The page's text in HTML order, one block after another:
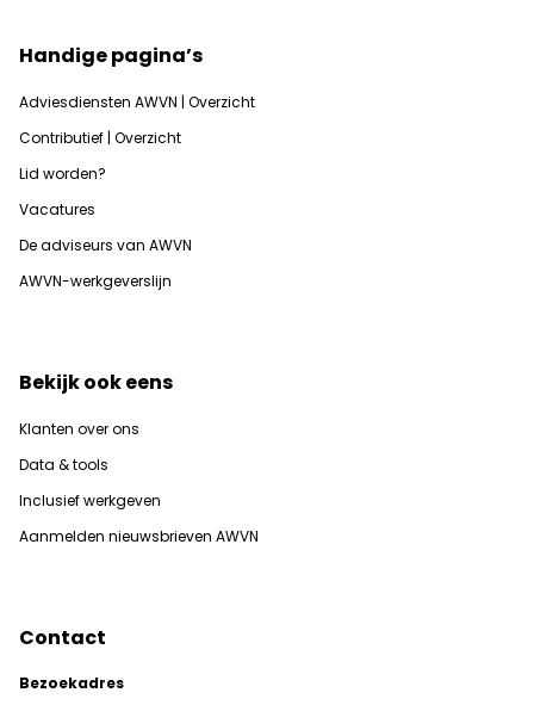
Handige pagina’s
Adviesdiensten AWVN | Overzicht
Contributief | Overzicht
Lid worden?
Vacatures
De adviseurs van AWVN
AWVN-werkgeverslijn
Bekijk ook eens
Klanten over ons
Data & tools
Inclusief werkgeven
Aanmelden nieuwsbrieven AWVN
Contact
Bezoekadres